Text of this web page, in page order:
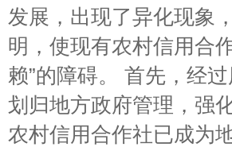
发展，出现了异化现象
明，使现有农村信用合
赖”的障碍。 首先，经
划归地方政府管理，强
农村信用合作社已成为